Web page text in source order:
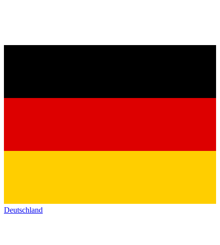
Deutschland